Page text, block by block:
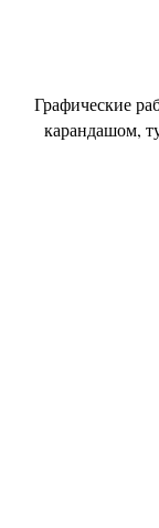
Графические
карандашом,